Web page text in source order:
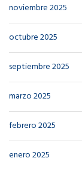
noviembre 2025
octubre 2025
septiembre 2025
marzo 2025
febrero 2025
enero 2025